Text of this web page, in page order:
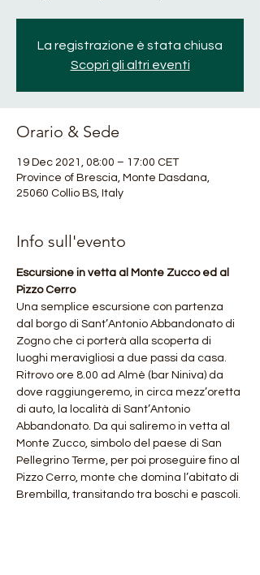
La registrazione è stata chiusa
Scopri gli altri eventi
Orario & Sede
19 Dec 2021, 08:00 – 17:00 CET
Province of Brescia, Monte Dasdana,
25060 Collio BS, Italy
Info sull'evento
Escursione in vetta al Monte Zucco ed al
Pizzo Cerro
Una semplice escursione con partenza
dal borgo di Sant’Antonio Abbandonato di
Zogno che ci porterà alla scoperta di
luoghi meravigliosi a due passi da casa.
Ritrovo ore 8.00 ad Almè (bar Niniva) da
dove raggiungeremo, in circa mezz’oretta
di auto, la località di Sant’Antonio
Abbandonato. Da qui saliremo in vetta al
Monte Zucco, simbolo del paese di San
Pellegrino Terme, per poi proseguire fino al
Pizzo Cerro, monte che domina l’abitato di
Brembilla, transitando tra boschi e pascoli.